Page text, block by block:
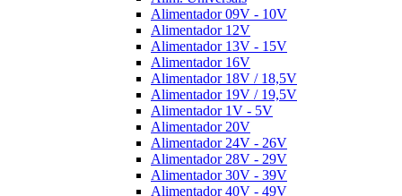
Alimentador 09V - 10V
Alimentador 12V
Alimentador 13V - 15V
Alimentador 16V
Alimentador 18V / 18,5V
Alimentador 19V / 19,5V
Alimentador 1V - 5V
Alimentador 20V
Alimentador 24V - 26V
Alimentador 28V - 29V
Alimentador 30V - 39V
Alimentador 40V - 49V